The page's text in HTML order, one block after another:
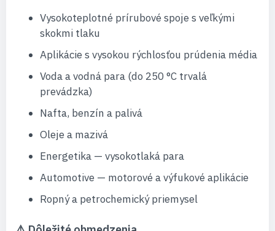
Vysokoteplotné prírubové spoje s veľkými
skokmi tlaku
Aplikácie s vysokou rýchlosťou prúdenia média
Voda a vodná para (do 250 °C trvalá
prevádzka)
Nafta, benzín a palivá
Oleje a mazivá
Energetika — vysokotlaká para
Automotive — motorové a výfukové aplikácie
Ropný a petrochemický priemysel